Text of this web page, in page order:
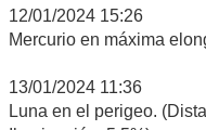
12/01/2024 15:26
Mercurio en máxima
13/01/2024 11:36
Luna en el perigeo.